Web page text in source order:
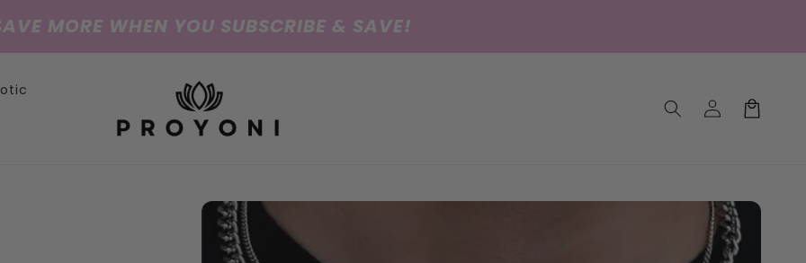
MORE WHEN YOU SUBSCRIBE & SAVE!
Einloggen
Warenkorb